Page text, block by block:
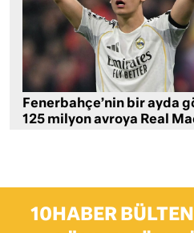
Fenerbahçe’nin bir ayda
125 milyon avroya Real
10HABER